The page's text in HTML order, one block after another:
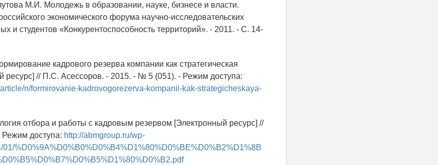
М.И. Молодежь в образовании, науке, бизнесе и власти.
экономического форума научно-исследовательских
и студентов «Конкурентоспособность территорий». - 2011. - C. 14-
кадрового резерва компании как стратегическая
ресурс] // П.С. Асессоров. - 2015. - № 5 (051). - Режим доступа:
n/formirovanie-kadrovogorezerva-kompanii-kak-strategicheskaya-
отбора и работы с кадровым резервом [Электронный ресурс] //
доступа: http://abmgroup.ru/wp-
01/%D0%9A%D0%B0%D0%B4%D1%80%D0%BE%D0%B2%D1%8B